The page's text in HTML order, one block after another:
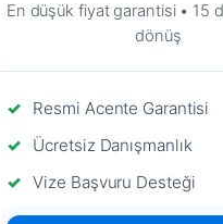
En düşük fiyat garantisi • 15
dönüş
Resmi Acente Garantisi
Ücretsiz Danışmanlık
Vize Başvuru Desteği